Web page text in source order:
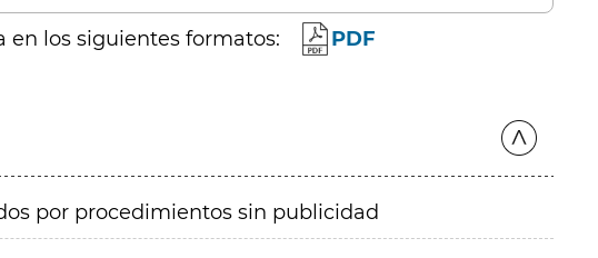
en los siguientes formatos: PDF
por procedimientos sin publicidad